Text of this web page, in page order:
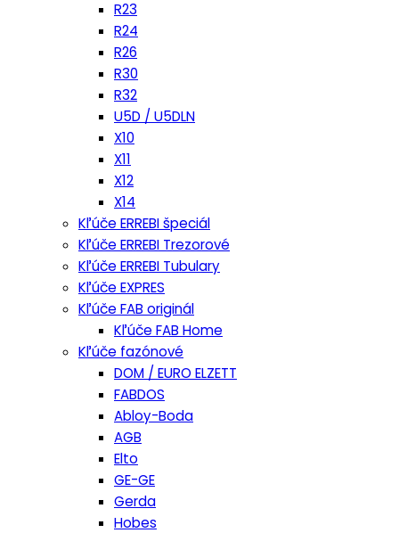
R23
R24
R26
R30
R32
U5D / U5DLN
X10
X11
X12
X14
Kľúče ERREBI špeciál
Kľúče ERREBI Trezorové
Kľúče ERREBI Tubulary
Kľúče EXPRES
Kľúče FAB originál
Kľúče FAB Home
Kľúče fazónové
DOM / EURO ELZETT
FABDOS
Abloy-Boda
AGB
Elto
GE-GE
Gerda
Hobes